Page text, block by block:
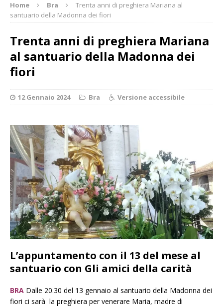
Home Bra
Trenta anni di preghiera Mariana al
santuario della Madonna dei fiori
Trenta anni di preghiera Mariana
al santuario della Madonna dei
fiori
12 Gennaio 2024 Bra Versione accessibile
L’appuntamento con il 13 del mese al
santuario con Gli amici della carità
BRA Dalle 20.30 del 13 gennaio al santuario della Madonna dei
fiori ci sarà la preghiera per venerare Maria, madre di